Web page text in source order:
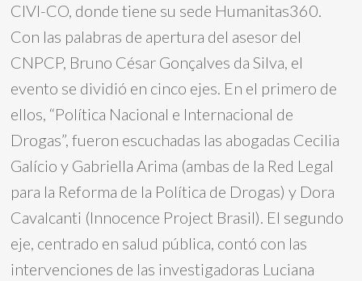
CIVI-CO, donde tiene su sede Humanitas360.
Con las palabras de apertura del asesor del
CNPCP, Bruno César Gonçalves da Silva, el
evento se dividió en cinco ejes. En el primero de
ellos, “Política Nacional e Internacional de
Drogas”, fueron escuchadas las abogadas Cecilia
Galício y Gabriella Arima (ambas de la Red Legal
para la Reforma de la Política de Drogas) y Dora
Cavalcanti (Innocence Project Brasil). El segundo
eje, centrado en salud pública, contó con las
intervenciones de las investigadoras Luciana